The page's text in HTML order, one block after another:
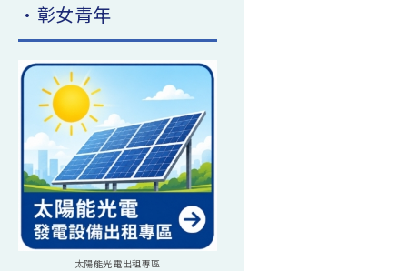
•彰女青年
太陽能光電出租專區